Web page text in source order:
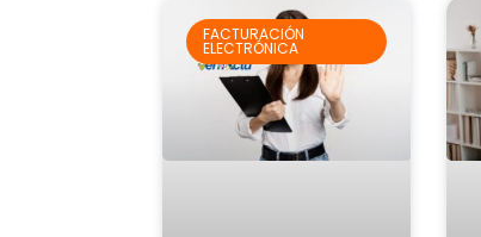
FACTURACIÓN
ELECTRÓNICA